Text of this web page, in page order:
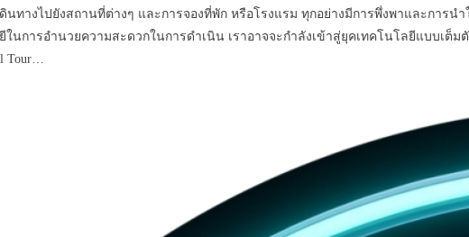
ทางไปยังสถานที่ต่างๆ และการจองที่พัก หรือโรงแรม ทุกอย่างมีการพึ่งพาและการ
นการอำนวยความสะดวกในการดำเนิน เราอาจจะกำลังเข้าสู่ยุคเทคโนโลยีแบบเต็
Tour…